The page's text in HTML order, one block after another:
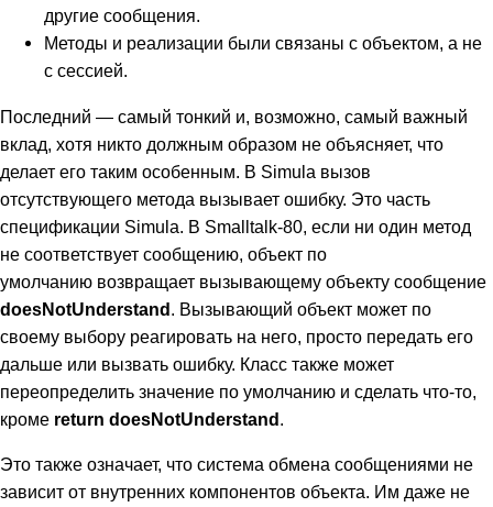
другие сообщения.
Методы и реализации были связаны с объектом, а не
с сессией.
Последний — самый тонкий и, возможно, самый важный
вклад, хотя никто должным образом не объясняет, что
делает его таким особенным. В Simula вызов
отсутствующего метода вызывает ошибку. Это часть
спецификации Simula. В Smalltalk-80, если ни один метод
не соответствует сообщению, объект по
умолчанию возвращает вызывающему объекту сообщение
doesNotUnderstand. Вызывающий объект может по
своему выбору реагировать на него, просто передать его
дальше или вызвать ошибку. Класс также может
переопределить значение по умолчанию и сделать что-то,
кроме return doesNotUnderstand.
Это также означает, что система обмена сообщениями не
зависит от внутренних компонентов объекта. Им даже не